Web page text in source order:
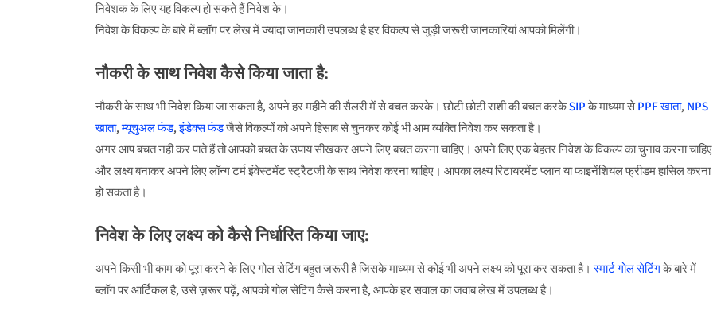
निवेशक के लिए यह विकल्प हो सकते हैं निवेश के।
निवेश के विकल्प के बारे में ब्लॉग पर लेख में ज्यादा जानकारी उपलब्ध है हर विकल्प से जुड़ी जरूरी जानकारियां आपको मिलेंगी।
नौकरी के साथ निवेश कैसे किया जाता है:
नौकरी के साथ भी निवेश किया जा सकता है, अपने हर महीने की सैलरी में से बचत करके। छोटी छोटी राशी की बचत करकेSIPके माध्यम सेPPF खाता, NPS
खाता,म्यूचुअल फंड,इंडेक्स फंडजैसे विकल्पों को अपने हिसाब से चुनकर कोई भी आम व्यक्ति निवेश कर सकता है।
अगर आप बचत नही कर पाते हैं तो आपको बचत के उपाय सीखकर अपने लिए बचत करना चाहिए। अपने लिए एक बेहतर निवेश के विकल्प का चुनाव करना चाहिए
और लक्ष्य बनाकर अपने लिए लॉन्ग टर्म इंवेस्टमेंट स्ट्रैटजी के साथ निवेश करना चाहिए। आपका लक्ष्य रिटायरमेंट प्लान या फाइनेंशियल फ्रीडम हासिल करना
हो सकता है।
निवेश के लिए लक्ष्य को कैसे निर्धारित किया जाए:
अपने किसी भी काम को पूरा करने के लिए गोल सेटिंग बहुत जरूरी है जिसके माध्यम से कोई भी अपने लक्ष्य को पूरा कर सकता है।स्मार्ट गोल सेटिंगके बारे में
ब्लॉग पर आर्टिकल है, उसे ज़रूर पढ़ें, आपको गोल सेटिंग कैसे करना है, आपके हर सवाल का जवाब लेख में उपलब्ध है।